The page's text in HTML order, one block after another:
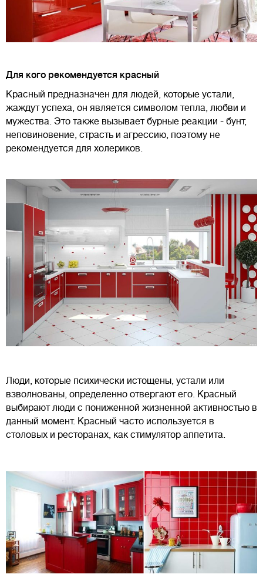
Для кого рекомендуется красный
Красный предназначен для людей, которые устали,
жаждут успеха, он является символом тепла, любви и
мужества. Это также вызывает бурные реакции - бунт,
неповиновение, страсть и агрессию, поэтому не
рекомендуется для холериков.
Люди, которые психически истощены, устали или
взволнованы, определенно отвергают его. Красный
выбирают люди с пониженной жизненной активностью в
данный момент. Красный часто используется в
столовых и ресторанах, как стимулятор аппетита.